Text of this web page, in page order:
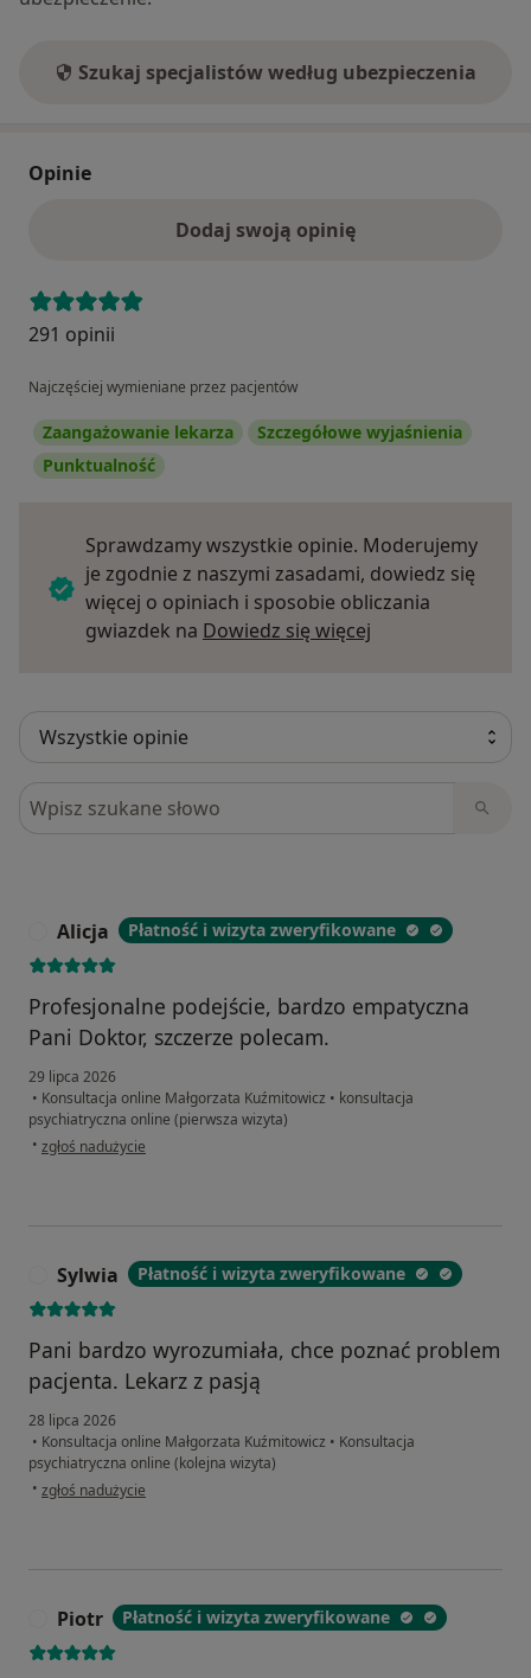
Szukaj specjalistów według ubezpieczenia
Opinie
Dodaj swoją opinię
291 opinii
Najczęściej wymieniane przez pacjentów
Zaangażowanie lekarza
Szczegółowe wyjaśnienia
Punktualność
Sprawdzamy wszystkie opinie. Moderujemy
je zgodnie z naszymi zasadami, dowiedz się
więcej o opiniach i sposobie obliczania
gwiazdek na Dowiedz się więcej
Szukaj w opiniach
Alicja Płatność i wizyta zweryfikowane
Profesjonalne podejście, bardzo empatyczna
Pani Doktor, szczerze polecam.
29 lipca 2026
• Konsultacja online Małgorzata Kuźmitowicz • konsultacja
psychiatryczna online (pierwsza wizyta)
• w opinii użytkownika Alicja
zgłoś nadużycie
Sylwia Płatność i wizyta zweryfikowane
Pani bardzo wyrozumiała, chce poznać problem
pacjenta. Lekarz z pasją
28 lipca 2026
• Konsultacja online Małgorzata Kuźmitowicz • Konsultacja
psychiatryczna online (kolejna wizyta)
• w opinii użytkownika Sylwia
zgłoś nadużycie
Piotr Płatność i wizyta zweryfikowane